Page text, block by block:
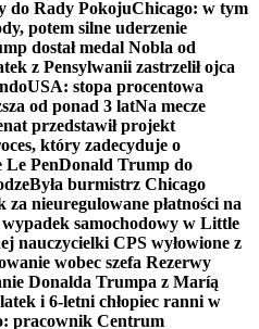
do Rady PokojuChicago: w tym
potem silne uderzenie
dostał medal Nobla od
z Pensylwanii zastrzelił ojca
USA: stopa procentowa
od ponad 3 latNa mecze
przedstawił projekt
który zadecyduje o
Le PenDonald Trump do
Była burmistrz Chicago
nieuregulowane płatności na
samochodowy w Little
nauczycielki CPS wyłowione z
wobec szefa Rezerwy
Donalda Trumpa z Maríą
i 6-letni chłopiec ranni w
pracownik Centrum